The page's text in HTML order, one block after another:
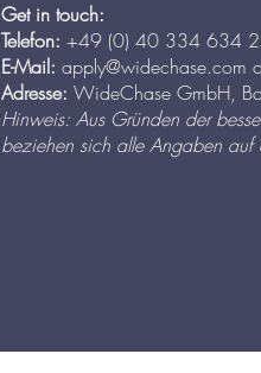
Get in touch:
Telefon: +49 (0) 40 334 634
E-Mail: apply@widechase.com
Adresse: WideChase GmbH,
Hinweis: Aus Gründen der
beziehen sich alle Angaben auf